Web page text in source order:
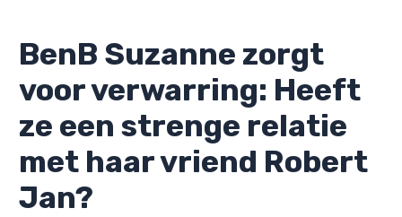
BenB Suzanne zorgt
voor verwarring: Heeft
ze een strenge relatie
met haar vriend Robert
Jan?